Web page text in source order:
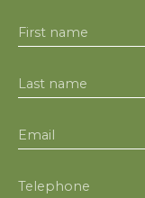
First name
Last name
Email
Telephone